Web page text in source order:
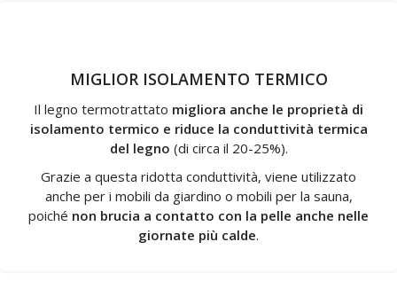
MIGLIOR ISOLAMENTO TERMICO
Il legno termotrattato migliora anche le proprietà di
isolamento termico e riduce la conduttività termica
del legno (di circa il 20-25%).
Grazie a questa ridotta conduttività, viene utilizzato
anche per i mobili da giardino o mobili per la sauna,
poiché non brucia a contatto con la pelle anche nelle
giornate più calde.